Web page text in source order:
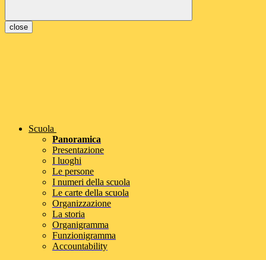
close
Scuola
Panoramica
Presentazione
I luoghi
Le persone
I numeri della scuola
Le carte della scuola
Organizzazione
La storia
Organigramma
Funzionigramma
Accountability